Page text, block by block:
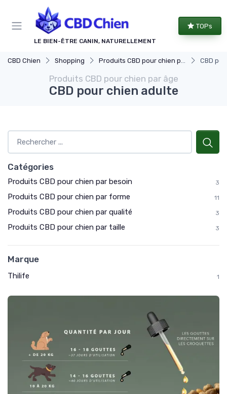
LE BIEN-ÊTRE CANIN, NATURELLEMENT
TOPs
CBD Chien Shopping Produits CBD pour chien par âge CBD
Produits CBD pour chien par âge
CBD pour chien adulte
Catégories
Produits CBD pour chien par besoin 3
Produits CBD pour chien par forme 11
Produits CBD pour chien par qualité 3
Produits CBD pour chien par taille 3
Marque
Thilife 1
Panneau de gestion des cookies